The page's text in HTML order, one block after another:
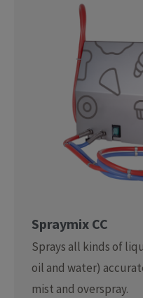
Spraymix CC
Sprays all kinds of
oil and water)
mist and overspray.